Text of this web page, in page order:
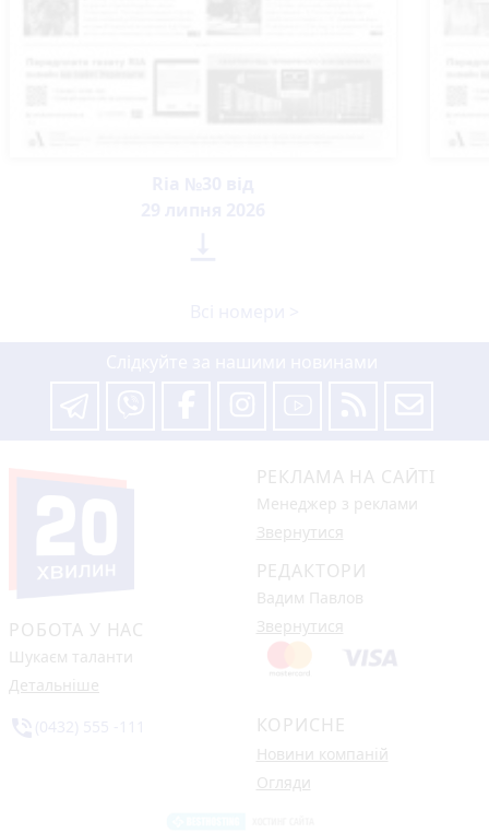
РОБОТА У НАС
Шукаєм таланти
Детальніше
РЕКЛАМА НА САЙТІ
Менеджер з реклами
Звернутися
РЕДАКТОРИ
Вадим Павлов
Звернутися
КОРИСНЕ
Новини компаній
Огляди